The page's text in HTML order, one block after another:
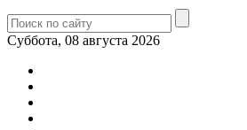
Суббота, 08 августа 2026